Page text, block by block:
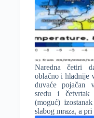
Naredna četiri
oblačno i hladnije
duvaće pojačan
sredu i
(moguć)
slabog mraza, a